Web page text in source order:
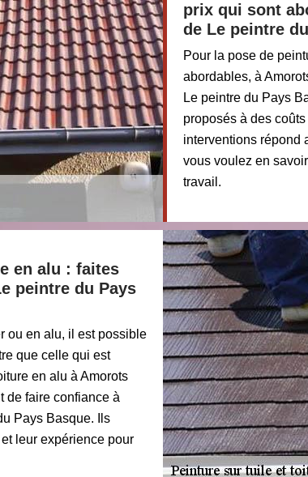
prix qui sont
de Le peintre
Pour la pose de
abordables, à
Le peintre du Pays
proposés à des
interventions répond
vous voulez en
travail.
en alu : faites
peintre du Pays
ou en alu, il est possible
que celle qui est
en alu à Amorots
de faire confiance à
Pays Basque. Ils
leur expérience pour